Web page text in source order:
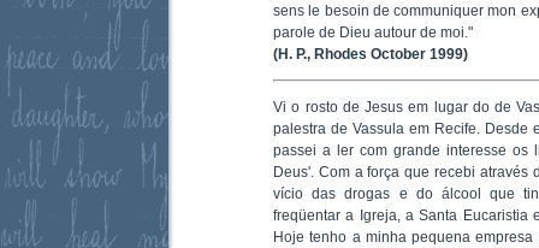
sens le besoin de communiquer mon
parole de Dieu autour de moi."
(H. P., Rhodes Οctober 1999)
Vi o rosto de Jesus em lugar do de
palestra de Vassula em Recife. Desde
passei a ler com grande interesse os
Deus'. Com a força que recebi através
vício das drogas e do álcool que
freqüentar a Igreja, a Santa Eucaristia
Hoje tenho a minha pequena